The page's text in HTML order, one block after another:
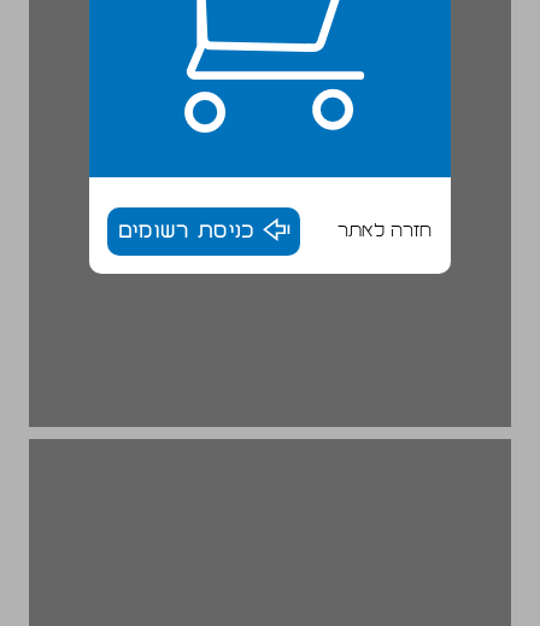
חזרה לאתר כניסת רשומים